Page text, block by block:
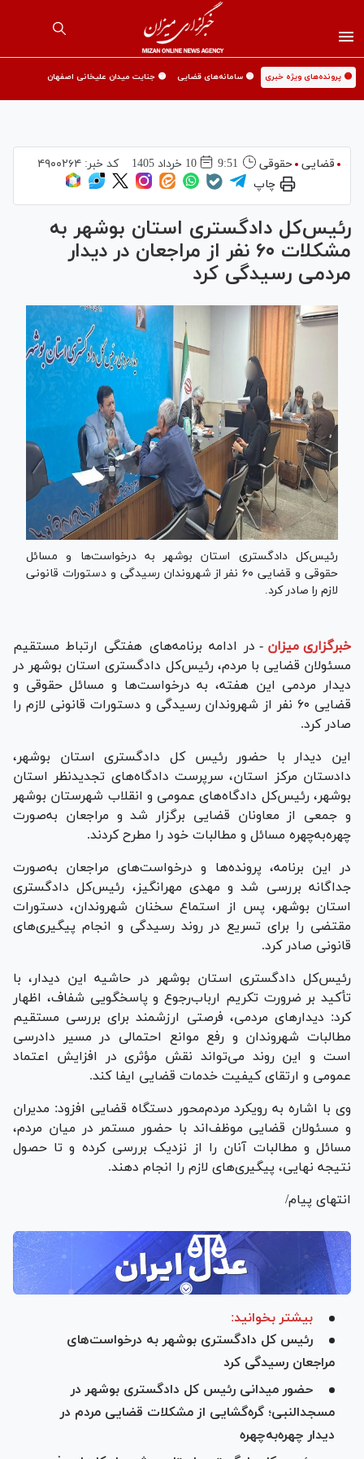
🟡 پرونده‌های ویژه خبری 🟡 سامانه‌های قضایی 🟡 جنایت میدان علیخانی اصفهان
قضایی حقوقی 9:51 10 خرداد 1405 کد خبر:۴۹۰۰۲۶۴
چاپ
رئیس‌کل دادگستری استان بوشهر به
مشکلات ۶۰ نفر از مراجعان در دیدار
مردمی رسیدگی کرد
رئیس‌کل دادگستری استان بوشهر به درخواست‌ها و مسائل
حقوقی و قضایی ۶۰ نفر از شهروندان رسیدگی و دستورات قانونی
لازم را صادر کرد.
خبرگزاری میزان - در ادامه برنامه‌های هفتگی ارتباط مستقیم
مسئولان قضایی با مردم، رئیس‌کل دادگستری استان بوشهر در
دیدار مردمی این هفته، به درخواست‌ها و مسائل حقوقی و
قضایی ۶۰ نفر از شهروندان رسیدگی و دستورات قانونی لازم را
صادر کرد.
این دیدار با حضور رئیس کل دادگستری استان بوشهر،
دادستان مرکز استان، سرپرست دادگاه‌های تجدیدنظر استان
بوشهر، رئیس‌کل دادگاه‌های عمومی و انقلاب شهرستان بوشهر
و جمعی از معاونان قضایی برگزار شد و مراجعان به‌صورت
چهره‌به‌چهره مسائل و مطالبات خود را مطرح کردند.
در این برنامه، پرونده‌ها و درخواست‌های مراجعان به‌صورت
جداگانه بررسی شد و مهدی مهرانگیز، رئیس‌کل دادگستری
استان بوشهر، پس از استماع سخنان شهروندان، دستورات
مقتضی را برای تسریع در روند رسیدگی و انجام پیگیری‌های
قانونی صادر کرد.
رئیس‌کل دادگستری استان بوشهر در حاشیه این دیدار، با
تأکید بر ضرورت تکریم ارباب‌رجوع و پاسخگویی شفاف، اظهار
کرد: دیدار‌های مردمی، فرصتی ارزشمند برای بررسی مستقیم
مطالبات شهروندان و رفع موانع احتمالی در مسیر دادرسی
است و این روند می‌تواند نقش مؤثری در افزایش اعتماد
عمومی و ارتقای کیفیت خدمات قضایی ایفا کند.
وی با اشاره به رویکرد مردم‌محور دستگاه قضایی افزود: مدیران
و مسئولان قضایی موظف‌اند با حضور مستمر در میان مردم،
مسائل و مطالبات آنان را از نزدیک بررسی کرده و تا حصول
نتیجه نهایی، پیگیری‌های لازم را انجام دهند.
انتهای پیام/
بیشتر بخوانید:
رئیس کل دادگستری بوشهر به درخواست‌های
مراجعان رسیدگی کرد
حضور میدانی رئیس کل دادگستری بوشهر در
مسجدالنبی؛ گره‌گشایی از مشکلات قضایی مردم در
دیدار چهره‌به‌چهره